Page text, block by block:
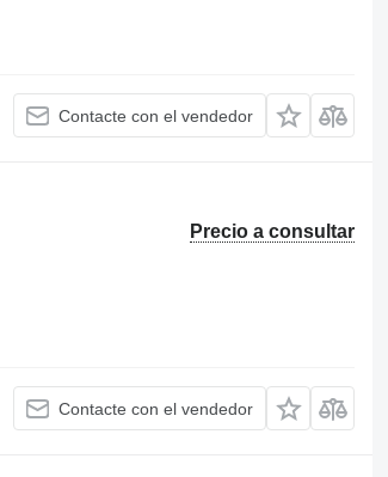
Contacte con el vendedor
Precio a consultar
Contacte con el vendedor